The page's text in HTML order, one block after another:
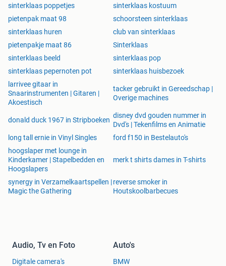
sinterklaas poppetjes
sinterklaas kostuum
pietenpak maat 98
schoorsteen sinterklaas
sinterklaas huren
club van sinterklaas
pietenpakje maat 86
Sinterklaas
sinterklaas beeld
sinterklaas pop
sinterklaas pepernoten pot
sinterklaas huisbezoek
larrivee gitaar in
Snaarinstrumenten | Gitaren |
Akoestisch
tacker gebruikt in Gereedschap |
Overige machines
donald duck 1967 in Stripboeken
disney dvd gouden nummer in
Dvd's | Tekenfilms en Animatie
long tall ernie in Vinyl Singles
ford f150 in Bestelauto's
hoogslaper met lounge in
Kinderkamer | Stapelbedden en
Hoogslapers
merk t shirts dames in T-shirts
synergy in Verzamelkaartspellen |
Magic the Gathering
reverse smoker in
Houtskoolbarbecues
Audio, Tv en Foto
Digitale camera's
Auto's
BMW